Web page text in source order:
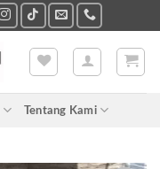
Tentang Kami